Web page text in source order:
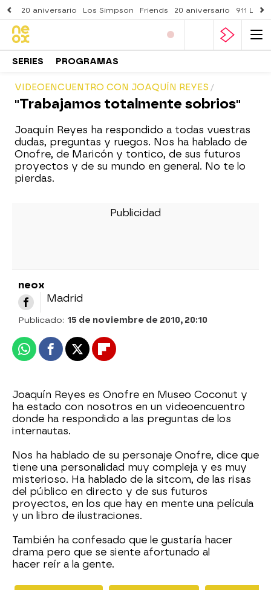
20 aniversario Los Simpson Friends 20 aniversario 911
SERIES PROGRAMAS
VIDEOENCUENTRO CON JOAQUÍN REYES
"Trabajamos totalmente sobrios"
Joaquín Reyes ha respondido a todas vuestras
dudas, preguntas y ruegos. Nos ha hablado de
Onofre, de Maricón y tontico, de sus futuros
proyectos y de su mundo en general. No te lo
pierdas.
neox
Madrid
Publicado: 15 de noviembre de 2010, 20:10
WhatsappFacebook
X Flipboard
Joaquín Reyes es Onofre en Museo Coconut y
ha estado con nosotros en un videoencuentro
donde ha respondido a las preguntas de los
internautas.
Nos ha hablado de su personaje Onofre, dice que
tiene una personalidad muy compleja y es muy
misterioso. Ha hablado de la sitcom, de las risas
del público en directo y de sus futuros
proyectos, en los que hay en mente una película
y un libro de ilustraciones.
También ha confesado que le gustaría hacer
drama pero que se siente afortunado al
hacer reír a la gente.